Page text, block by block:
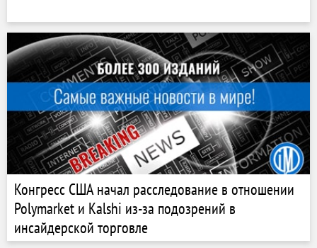
Конгресс США начал расследование в отношении
Polymarket и Kalshi из-за подозрений в
инсайдерской торговле